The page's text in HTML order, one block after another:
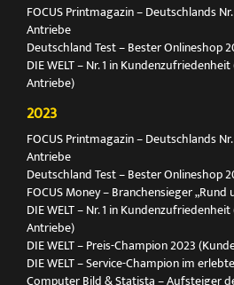
FOCUS Printmagazin – Deutschlands
Antriebe
Deutschland Test – Bester Onlineshop
DIE WELT – Nr. 1 in
Antriebe)
2023
FOCUS Printmagazin – Deutschlands
Antriebe
Deutschland Test – Bester Onlineshop
FOCUS Money – Branchensieger „Rund
DIE WELT – Nr. 1 in
Antriebe)
DIE WELT – Preis-Champion 2023
DIE WELT – Service-Champion im
Computer Bild & Statista – Aufsteiger